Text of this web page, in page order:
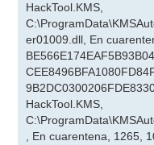
HackTool.KMS,
er01009.dll, En
HackTool.KMS,
, En cuarentena, 1265,